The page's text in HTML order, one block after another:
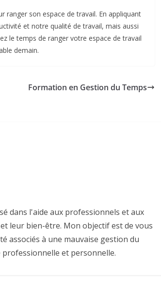
ranger son espace de travail. En appliquant
et notre qualité de travail, mais aussi
le temps de ranger votre espace de travail
demain.
Formation en Gestion du Temps
dans l'aide aux professionnels et aux
leur bien-être. Mon objectif est de vous
associés à une mauvaise gestion du
et personnelle.